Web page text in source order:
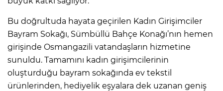
Bu doğrultuda hayata geçirilen Kadın Girişimciler
Bayram Sokağı, Sümbüllü Bahçe Konağı’nın hemen
girişinde Osmangazili vatandaşların hizmetine
sunuldu. Tamamını kadın girişimcilerinin
oluşturduğu bayram sokağında ev tekstil
ürünlerinden, hediyelik eşyalara dek uzanan geniş